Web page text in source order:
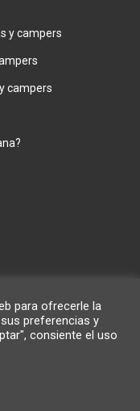
y campers
campers
para ofrecerle la
preferencias y
consiente el uso